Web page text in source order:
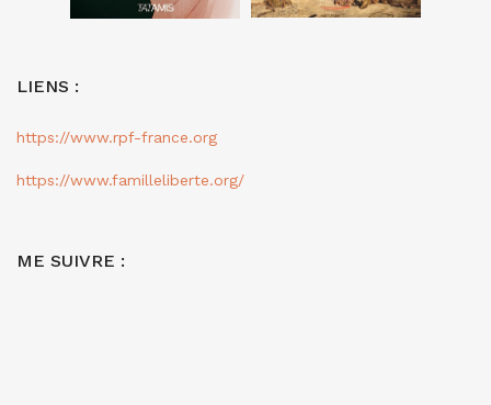
LIENS :
https://www.rpf-france.org
https://www.familleliberte.org/
ME SUIVRE :